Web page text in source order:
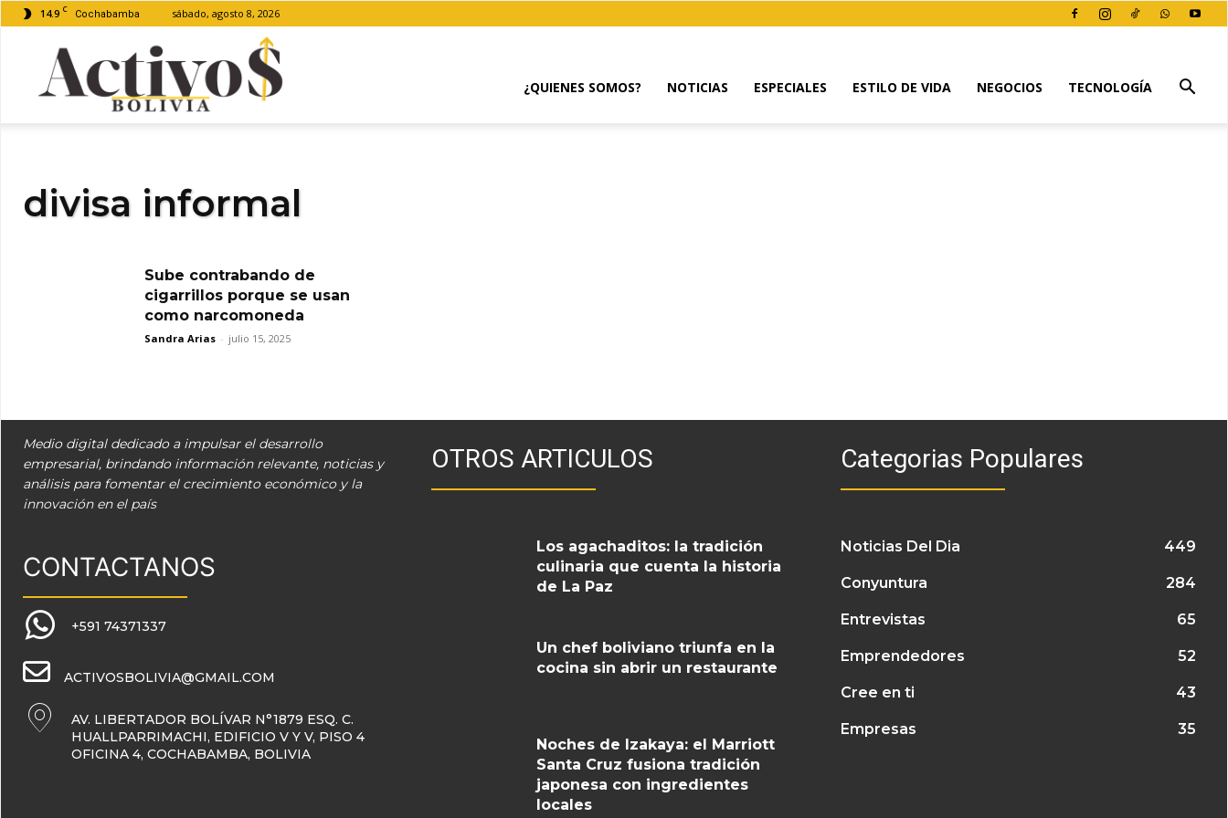
14.9 C Cochabamba sábado, agosto 8, 2026
¿QUIENES SOMOS? NOTICIAS ESPECIALES ESTILO DE VIDA NEGOCIOS TECNOLOGÍA
divisa informal
Sube contrabando de
cigarrillos porque se usan
como narcomoneda
Sandra Arias - julio 15, 2025
Medio digital dedicado a impulsar el desarrollo
empresarial, brindando información relevante, noticias y
análisis para fomentar el crecimiento económico y la
innovación en el país
CONTACTANOS
+591 74371337
ACTIVOSBOLIVIA@GMAIL.COM
AV. LIBERTADOR BOLÍVAR N°1879 ESQ. C.
HUALLPARRIMACHI, EDIFICIO V Y V, PISO 4
OFICINA 4, COCHABAMBA, BOLIVIA
OTROS ARTICULOS
Los agachaditos: la tradición
culinaria que cuenta la historia
de La Paz
Un chef boliviano triunfa en la
cocina sin abrir un restaurante
Noches de Izakaya: el Marriott
Santa Cruz fusiona tradición
japonesa con ingredientes
locales
Categorias Populares
Noticias Del Dia 449
Conyuntura 284
Entrevistas 65
Emprendedores 52
Cree en ti 43
Empresas 35